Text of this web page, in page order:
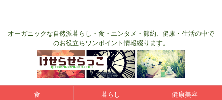
オーガニックな自然派暮らし・食・エンタメ・節約、健康・生活の中で
のお役立ちワンポイント情報綴ります。
食 暮らし 健康美容